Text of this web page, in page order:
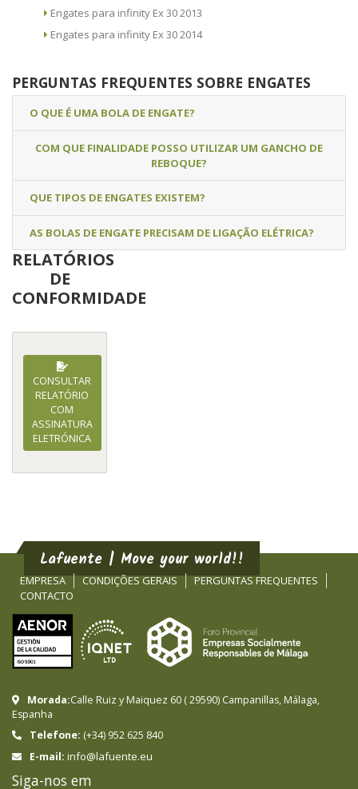
Engates para infinity Ex 30 2013
Engates para infinity Ex 30 2014
PERGUNTAS FREQUENTES SOBRE ENGATES
O QUE É UMA BOLA DE ENGATE?
COM QUE FINALIDADE POSSO UTILIZAR UM GANCHO DE
REBOQUE?
QUE TIPOS DE ENGATES EXISTEM?
AS BOLAS DE ENGATE PRECISAM DE LIGAÇÃO ELÉTRICA?
RELATÓRIOS
DE
CONFORMIDADE
CONSULTAR
RELATÓRIO
COM
ASSINATURA
ELETRÓNICA
Lafuente | Move your world!!
EMPRESA CONDIÇÕES GERAIS
PERGUNTAS FREQUENTES
CONTACTO
Morada:Calle Ruiz y Maiquez 60 (29590) Campanillas, Málaga,
Espanha
Telefone: (+34) 952 625 840
E-mail: info@lafuente.eu
Siga-nos em